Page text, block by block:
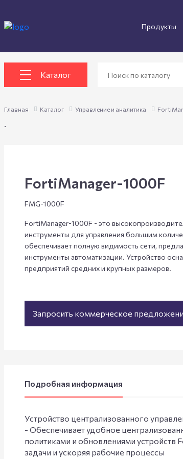
Продукты
Каталог
Главная Каталог Управление и аналитика
.
FortiManager-1000F
FMG-1000F
FortiManager-1000F - это
инструменты для управления большим
обеспечивает полную видимость сети,
инструменты автоматизации. Устройство
предприятий средних и крупных размеров.
Запросить коммерческое
Подробная информация
Устройство централизованного
- Обеспечивает удобное
политиками и обновлениями
задачи и ускоряя рабочие процессы